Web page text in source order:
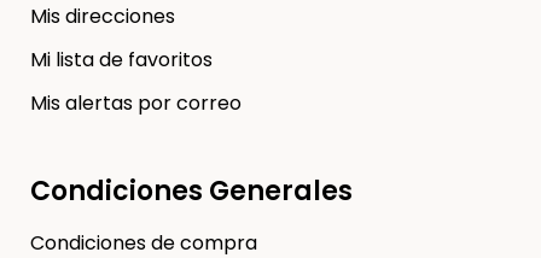
Mis direcciones
Mi lista de favoritos
Mis alertas por correo
Condiciones Generales
Condiciones de compra